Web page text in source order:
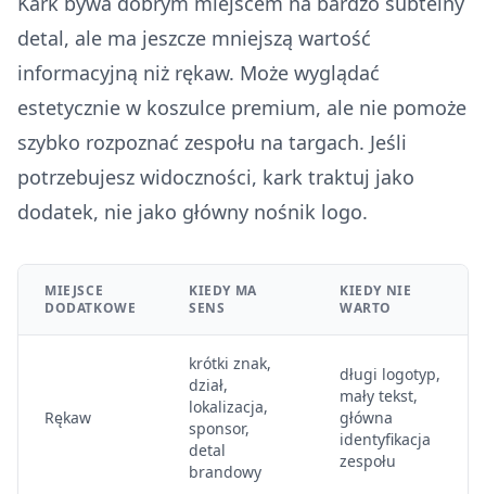
detal, ale ma jeszcze mniejszą wartość
informacyjną niż rękaw. Może wyglądać
estetycznie w koszulce premium, ale nie pomoże
szybko rozpoznać zespołu na targach. Jeśli
potrzebujesz widoczności, kark traktuj jako
dodatek, nie jako główny nośnik logo.
MIEJSCE
DODATKOWE
KIEDY MA
SENS
KIEDY NIE
WARTO
Rękaw
krótki znak,
dział,
lokalizacja,
sponsor,
detal
brandowy
długi logotyp,
mały tekst,
główna
identyfikacja
zespołu